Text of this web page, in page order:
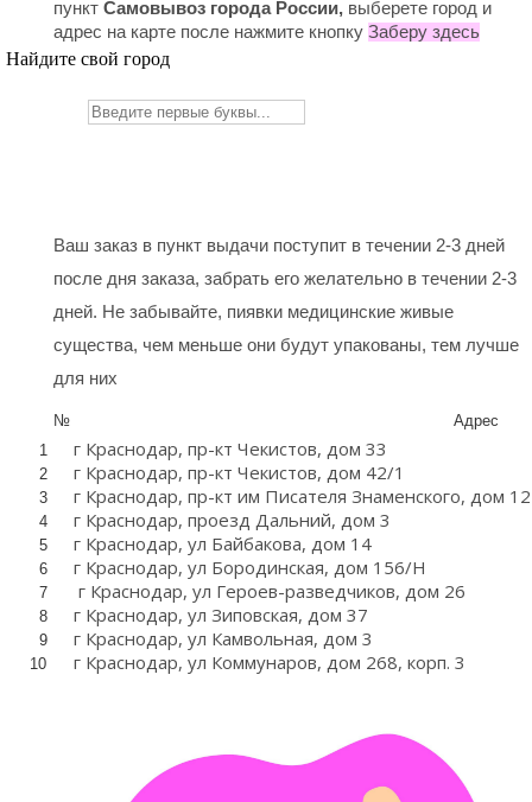
пункт Самовывоз города России, выберете город и
адрес на карте после нажмите кнопку Заберу здесь
Найдите свой город
Ваш заказ в пункт выдачи поступит в течении 2-3 дней
после дня заказа, забрать его желательно в течении 2-3
дней. Не забывайте, пиявки медицинские живые
существа, чем меньше они будут упакованы, тем лучше
для них
№
Адрес
1
г Краснодар, пр-кт Чекистов, дом 33
2 г Краснодар, пр-кт Чекистов, дом 42/1
3 г Краснодар, пр-кт им Писателя Знаменского, дом 12
4 г Краснодар, проезд Дальний, дом 3
5 г Краснодар, ул Байбакова, дом 14
6 г Краснодар, ул Бородинская, дом 156/Н
7 г Краснодар, ул Героев-разведчиков, дом 26
8 г Краснодар, ул Зиповская, дом 37
9 г Краснодар, ул Камвольная, дом 3
10 г Краснодар, ул Коммунаров, дом 268, корп. 3